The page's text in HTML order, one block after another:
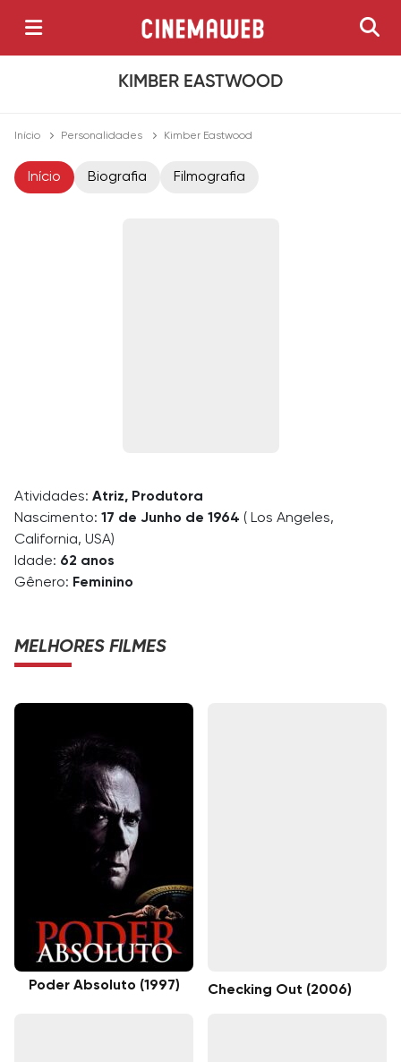
KIMBER EASTWOOD
Início Personalidades Kimber Eastwood
Início Biografia Filmografia
Atividades: Atriz, Produtora
Nascimento: 17 de Junho de 1964 ( Los Angeles,
California, USA)
Idade: 62 anos
Gênero: Feminino
MELHORES FILMES
Poder Absoluto (1997) Checking Out (2006)